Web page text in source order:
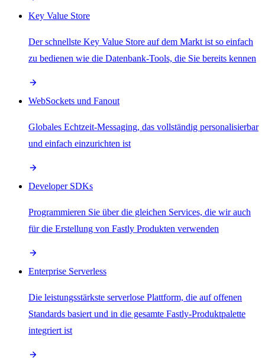
Key Value Store
Der schnellste Key Value Store auf dem Markt ist so einfach
zu bedienen wie die Datenbank-Tools, die Sie bereits kennen
WebSockets und Fanout
Globales Echtzeit-Messaging, das vollständig personalisierbar
und einfach einzurichten ist
Developer SDKs
Programmieren Sie über die gleichen Services, die wir auch
für die Erstellung von Fastly Produkten verwenden
Enterprise Serverless
Die leistungsstärkste serverlose Plattform, die auf offenen
Standards basiert und in die gesamte Fastly-Produktpalette
integriert ist